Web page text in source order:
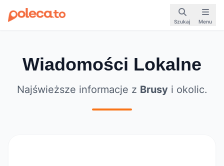
Szukaj Menu
Wiadomości Lokalne
Najświeższe informacje z Brusyi okolic.